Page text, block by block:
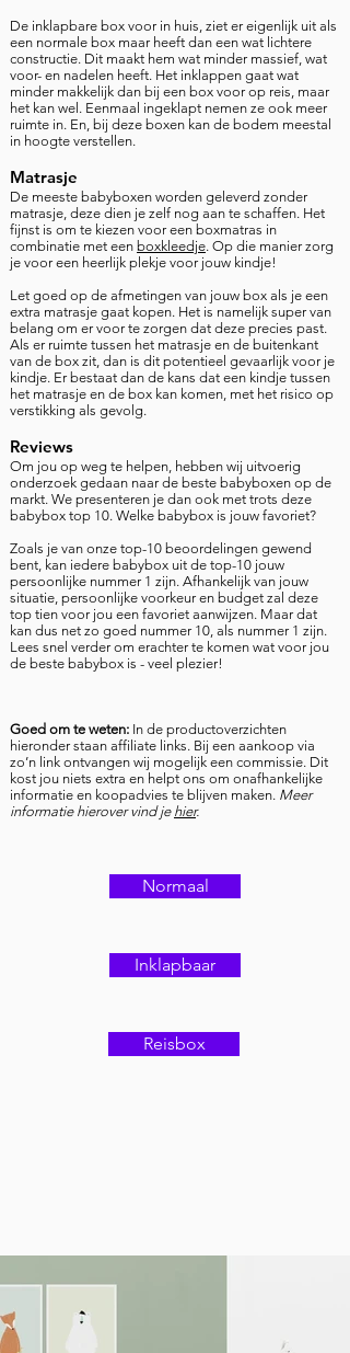
De inklapbare box voor in huis, ziet er eigenlijk uit als
een normale box maar heeft dan een wat lichtere
constructie. Dit maakt hem wat minder massief, wat
voor- en nadelen heeft. Het inklappen gaat wat
minder makkelijk dan bij een box voor op reis, maar
het kan wel. Eenmaal ingeklapt nemen ze ook meer
ruimte in. En, bij deze boxen kan de bodem meestal
in hoogte verstellen.
Matrasje
De meeste babyboxen worden geleverd zonder
matrasje, deze dien je zelf nog aan te schaffen. Het
fijnst is om te kiezen voor een boxmatras in
combinatie met een boxkleedje. Op die manier zorg
je voor een heerlijk plekje voor jouw kindje!
Let goed op de afmetingen van jouw box als je een
extra matrasje gaat kopen. Het is namelijk super van
belang om er voor te zorgen dat deze precies past.
Als er ruimte tussen het matrasje en de buitenkant
van de box zit, dan is dit potentieel gevaarlijk voor je
kindje. Er bestaat dan de kans dat een kindje tussen
het matrasje en de box kan komen, met het risico op
verstikking als gevolg.
Reviews
Om jou op weg te helpen, hebben wij uitvoerig
onderzoek gedaan naar de beste babyboxen op de
markt. We presenteren je dan ook met trots deze
babybox top 10. Welke babybox is jouw favoriet?
​Zoals je van onze top-10 beoordelingen gewend
bent, kan iedere babybox uit de top-10 jouw
persoonlijke nummer 1 zijn. Afhankelijk van jouw
situatie, persoonlijke voorkeur en budget zal deze
top tien voor jou een favoriet aanwijzen. Maar dat
kan dus net zo goed nummer 10, als nummer 1 zijn.
Lees snel verder om erachter te komen wat voor jou
de beste babybox is - veel plezier!​
Goed om te weten: In de productoverzichten
hieronder staan affiliate links. Bij een aankoop via
zo’n link ontvangen wij mogelijk een commissie. Dit
kost jou niets extra en helpt ons om onafhankelijke
informatie en koopadvies te blijven maken. Meer
informatie hierover vind je hier.
Reisbox
Inklapbaar
Normaal